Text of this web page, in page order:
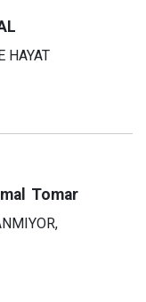
HAYAT
Tomar